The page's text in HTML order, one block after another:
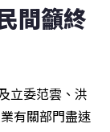
間籲終
立委范雲、洪
有關部門盡速